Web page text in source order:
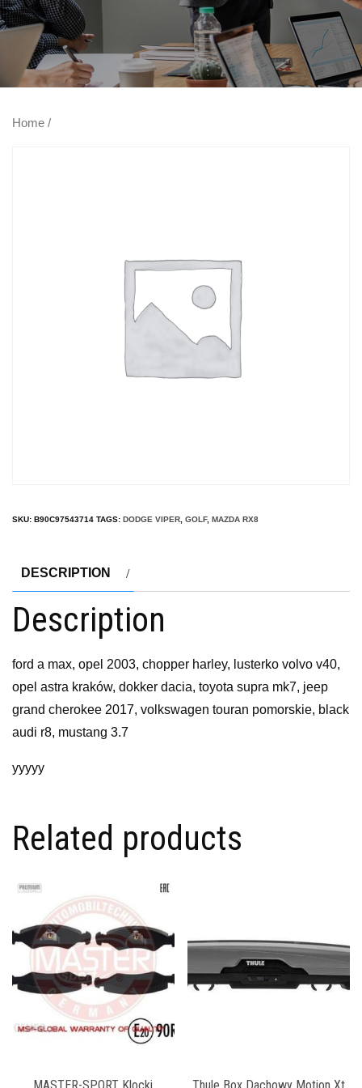
Home /
SKU: B90C97543714 TAGS: DODGE VIPER GOLF, MAZDA RX8
DESCRIPTION
Description
ford a max, opel 2003, chopper harley, lusterko volvo v40,
opel astra kraków, dokker dacia, toyota supra mk7, jeep
grand cherokee 2017, volkswagen touran pomorskie, black
audi r8, mustang 3.7
yyyyy
Related products